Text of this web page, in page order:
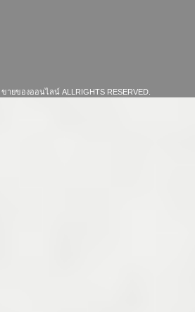
ขายของออนไลน์ ALLRIGHTS RESERVED.